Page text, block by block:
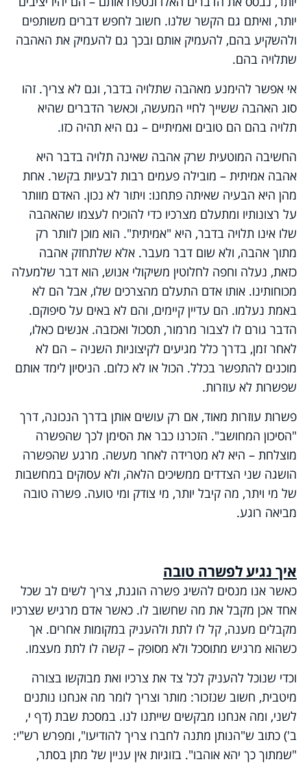
יותר, ואיתם גם הקשר שלנו. חשוב לחפש דברים משותפים
ולהשקיע בהם, להעמיק אותם ובכך גם להעמיק את האהבה
שתלויה בהם.
אי אפשר להימנע מאהבה שתלויה בדבר, וגם לא צריך. זהו
סוג האהבה ששייך לחיי המעשה, וכאשר הדברים שהיא
תלויה בהם הם טובים ואמיתיים – גם היא תהיה כזו.
החשיבה המוטעית שרק אהבה שאינה תלויה בדבר היא
אהבה אמיתית – מובילה פעמים רבות לבעיות בקשר. אחת
מהן היא הבעיה שאיתה פתחנו: ויתור לא נכון. האדם מוותר
על רצונותיו ומתעלם מצרכיו כדי להוכיח לעצמו שהאהבה
שלו אינו תלויה בדבר, היא "אמיתית". הוא מוכן לוותר רק
מתוך אהבה, ולא שום דבר מעבר. אלא שלתחזק אהבה
כזאת, נעלה וחפה לחלוטין משיקולי אנוש, הוא דבר שלמעלה
מכוחותינו. אותו אדם התעלם מהצרכים שלו, אבל הם לא
באמת נעלמו. הם עדיין קיימים, והם לא באים על סיפוקם.
הדבר גורם לו לצבור מרמור, תסכול ואכזבה. אנשים כאלו,
לאחר זמן, בדרך כלל מגיעים לקיצוניות השניה – הם לא
מוכנים להתפשר בכלל. הכול או לא כלום. הניסיון לימד אותם
שפשרות לא עוזרות.
פשרות עוזרות מאוד, אם רק עושים אותן בדרך הנכונה, דרך
"הסיכון המחושב". הזכרנו כבר את הסימן לכך שהפשרה
מוצלחת – היא לא מטרידה לאחר מעשה. מרגע שהפשרה
הושגה שני הצדדים ממשיכים הלאה, ולא עסוקים במחשבות
של מי ויתר, מה קיבל יותר, מי צודק ומי טועה. פשרה טובה
מביאה רוגע.
איך נגיע לפשרה טובה
כאשר אנו מנסים להשיג פשרה הוגנת, צריך לשים לב שכל
אחד אכן מקבל את מה שחשוב לו. כאשר אדם מרגיש שצרכיו
מקבלים מענה, קל לו לתת ולהעניק במקומות אחרים. אך
כשהוא מרגיש מתוסכל ולא מסופק – קשה לו לתת מעצמו.
וכדי שנוכל להעניק לכל צד את צרכיו ואת מבוקשו בצורה
מיטבית, חשוב שנזכור: מותר וצריך לומר מה אנחנו נותנים
לשני, ומה אנחנו מבקשים שייתנו לנו. במסכת שבת (דף י,
ב') כתוב ש"הנותן מתנה לחברו צריך להודיעו", ומפרש רש"י:
"שמתוך כך יהא אוהבו". בזוגיות אין עניין של מתן בסתר,